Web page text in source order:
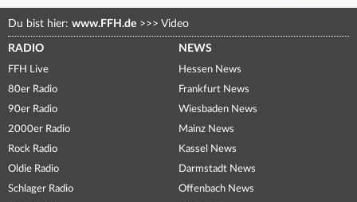
Du bist hier: www.FFH.de >>> Video
RADIO
FFH Live
80er Radio
90er Radio
2000er Radio
Rock Radio
Oldie Radio
Schlager Radio
NEWS
Hessen News
Frankfurt News
Wiesbaden News
Mainz News
Kassel News
Darmstadt News
Offenbach News